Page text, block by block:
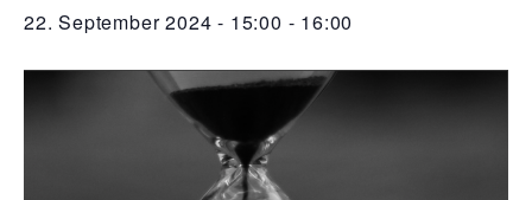
22. September 2024 - 15:00 - 16:00